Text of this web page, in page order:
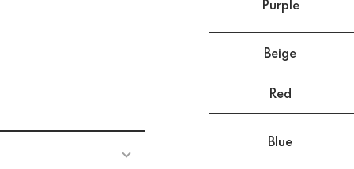
Purple
Beige
Red
Blue